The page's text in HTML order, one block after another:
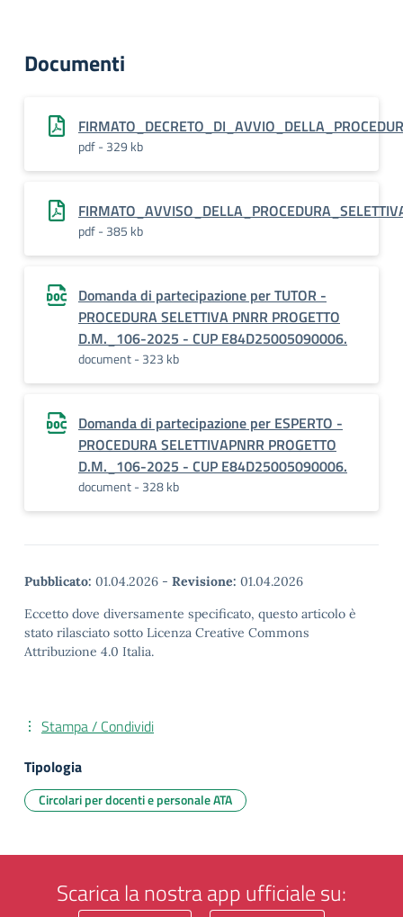
Documenti
pdf - 329 kb
pdf - 385 kb
Domanda di partecipazione per TUTOR -
PROCEDURA SELETTIVA PNRR PROGETTO
D.M._106-2025 - CUP E84D25005090006.
document - 323 kb
Domanda di partecipazione per ESPERTO -
PROCEDURA SELETTIVAPNRR PROGETTO
D.M._106-2025 - CUP E84D25005090006.
document - 328 kb
Pubblicato: 01.04.2026 - Revisione: 01.04.2026
Eccetto dove diversamente specificato, questo articolo è
stato rilasciato sotto Licenza Creative Commons
Attribuzione 4.0 Italia.
Stampa / Condividi
Tipologia
Circolari per docenti e personale ATA
Scarica la nostra app ufficiale su: